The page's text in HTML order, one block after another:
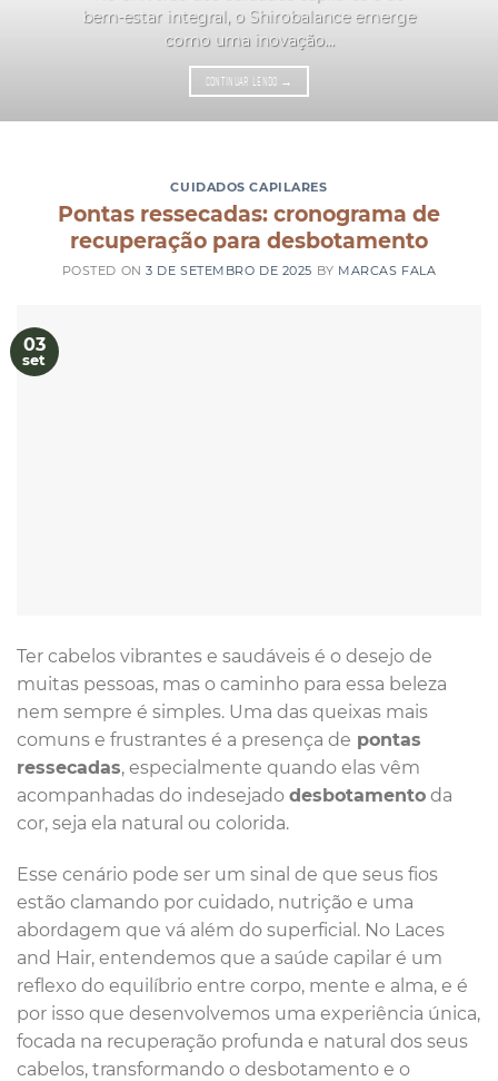
bem-estar integral, o Shirobalance emerge
como uma inovação...
CONTINUAR LENDO →
CUIDADOS CAPILARES
Pontas ressecadas: cronograma de
recuperação para desbotamento
POSTED ON3 DE SETEMBRO DE 2025 BY MARCAS FALA
03
set
Ter cabelos vibrantes e saudáveis é o desejo de
muitas pessoas, mas o caminho para essa beleza
nem sempre é simples. Uma das queixas mais
comuns e frustrantes é a presença de pontas
ressecadas, especialmente quando elas vêm
acompanhadas do indesejado desbotamento da
cor, seja ela natural ou colorida.
Esse cenário pode ser um sinal de que seus fios
estão clamando por cuidado, nutrição e uma
abordagem que vá além do superficial. No Laces
and Hair, entendemos que a saúde capilar é um
reflexo do equilíbrio entre corpo, mente e alma, e é
por isso que desenvolvemos uma experiência única,
focada na recuperação profunda e natural dos seus
cabelos, transformando o desbotamento e o